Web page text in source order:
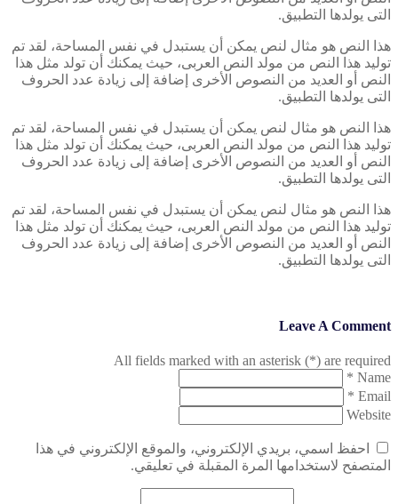
التى يولدها التطبيق.
هذا النص هو مثال لنص يمكن أن يستبدل في نفس المساحة، لقد تم
توليد هذا النص من مولد النص العربى، حيث يمكنك أن تولد مثل هذا
النص أو العديد من النصوص الأخرى إضافة إلى زيادة عدد الحروف
التى يولدها التطبيق.
هذا النص هو مثال لنص يمكن أن يستبدل في نفس المساحة، لقد تم
توليد هذا النص من مولد النص العربى، حيث يمكنك أن تولد مثل هذا
النص أو العديد من النصوص الأخرى إضافة إلى زيادة عدد الحروف
التى يولدها التطبيق.
هذا النص هو مثال لنص يمكن أن يستبدل في نفس المساحة، لقد تم
توليد هذا النص من مولد النص العربى، حيث يمكنك أن تولد مثل هذا
النص أو العديد من النصوص الأخرى إضافة إلى زيادة عدد الحروف
التى يولدها التطبيق.
Leave A Comment
All fields marked with an asterisk (*) are required
Name
*
Email
*
Website
احفظ اسمي، بريدي الإلكتروني، والموقع الإلكتروني في هذا
المتصفح لاستخدامها المرة المقبلة في تعليقي.